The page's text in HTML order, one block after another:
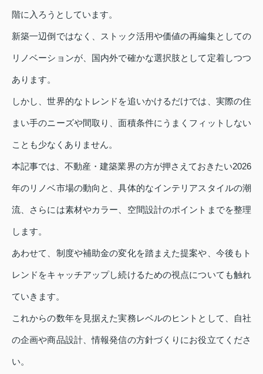
階に入ろうとしています。
新築一辺倒ではなく、ストック活用や価値の再編集としての
リノベーションが、国内外で確かな選択肢として定着しつつ
あります。
しかし、世界的なトレンドを追いかけるだけでは、実際の住
まい手のニーズや間取り、面積条件にうまくフィットしない
ことも少なくありません。
本記事では、不動産・建築業界の方が押さえておきたい2026
年のリノベ市場の動向と、具体的なインテリアスタイルの潮
流、さらには素材やカラー、空間設計のポイントまでを整理
します。
あわせて、制度や補助金の変化を踏まえた提案や、今後もト
レンドをキャッチアップし続けるための視点についても触れ
ていきます。
これからの数年を見据えた実務レベルのヒントとして、自社
の企画や商品設計、情報発信の方針づくりにお役立てくださ
い。